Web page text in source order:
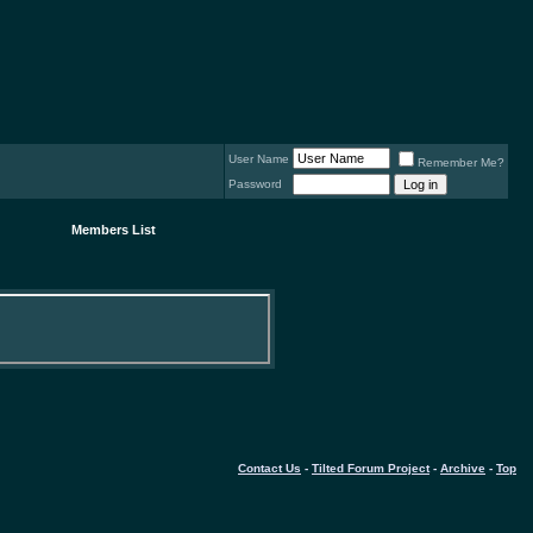
User Name
Remember Me?
Password
Members List
Contact Us - Tilted Forum Project- Archive - Top